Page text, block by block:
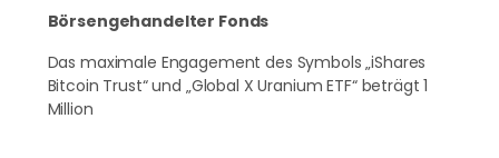
USD/BRL
USD/CAD
Börsengehandelter Fonds
Das maximale Engagement des Symbols „iShares
Bitcoin Trust“ und „Global X Uranium ETF“ beträgt 1
Million